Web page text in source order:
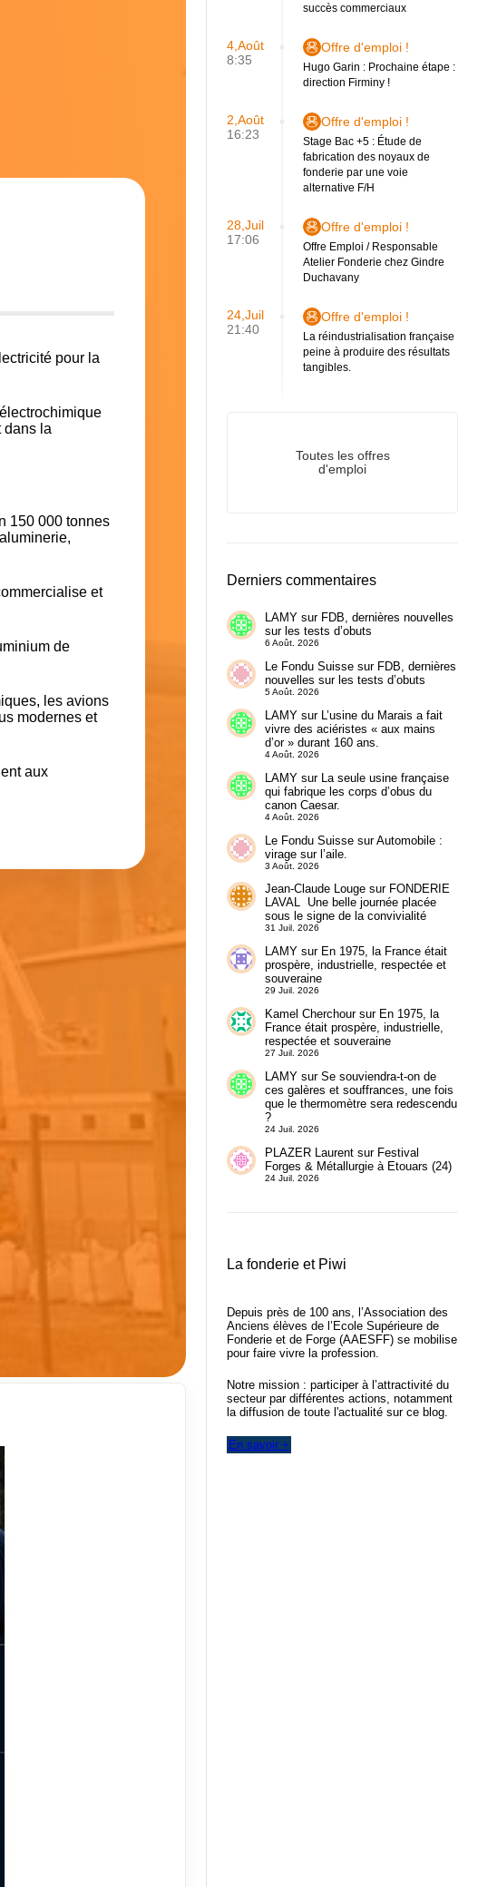
pour la
dans la
150 000 tonnes
et
de
les avions
modernes et
aux
succès commerciaux
4,Août
8:35
Offre d'emploi !
Hugo Garin : Prochaine étape :
direction Firminy !
2,Août
16:23
Offre d'emploi !
Stage Bac +5 : Étude de
fabrication des noyaux de
fonderie par une voie
alternative F/H
28,Juil
17:06
Offre d'emploi !
Offre Emploi / Responsable
Atelier Fonderie chez Gindre
Duchavany
24,Juil
21:40
Offre d'emploi !
La réindustrialisation française
peine à produire des résultats
tangibles.
Toutes les offres
d'emploi
Derniers commentaires
LAMYsur FDB, dernières nouvelles
sur les tests d’obuts
6 Août. 2026
Le Fondu Suissesur FDB, dernières
nouvelles sur les tests d’obuts
5 Août. 2026
LAMYsur L’usine du Marais a fait
vivre des aciéristes « aux mains
d’or » durant 160 ans.
4 Août. 2026
LAMYsur
La seule usine française
qui fabrique les corps d’obus du
canon Caesar.
4 Août. 2026
Le Fondu SuissesurAutomobile :
virage sur l’aile.
3 Août. 2026
Jean-Claude Lougesur FONDERIE
LAVAL Une belle journée placée
sous le signe de la convivialité
31 Juil. 2026
LAMYsur En 1975, la France était
prospère, industrielle, respectée et
souveraine
29 Juil. 2026
Kamel Cherchoursur En 1975, la
France était prospère, industrielle,
respectée et souveraine
27 Juil. 2026
LAMYsur Se souviendra-t-on de
ces galères et souffrances, une fois
que le thermomètre sera redescendu
?
24 Juil. 2026
PLAZER Laurentsur Festival
Forges & Métallurgie à Etouars (24)
24 Juil. 2026
La fonderie et Piwi
Depuis près de 100 ans, l’Association des
Anciens élèves de l’Ecole Supérieure de
Fonderie et de Forge (AAESFF) se mobilise
pour faire vivre la profession.
Notre mission : participer à l’attractivité du
secteur par différentes actions, notamment
la diffusion de toute l'actualité sur ce blog.
En savoir +